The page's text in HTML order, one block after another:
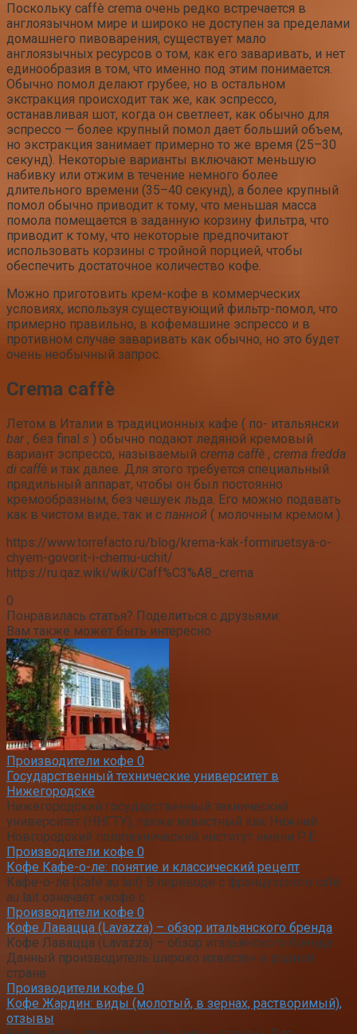
Поскольку caffè crema очень редко встречается в
англоязычном мире и широко не доступен за пределами
домашнего пивоварения, существует мало
англоязычных ресурсов о том, как его заваривать, и нет
единообразия в том, что именно под этим понимается.
Обычно помол делают грубее, но в остальном
экстракция происходит так же, как эспрессо,
останавливая шот, когда он светлеет, как обычно для
эспрессо — более крупный помол дает больший объем,
но экстракция занимает примерно то же время (25–30
секунд). Некоторые варианты включают меньшую
набивку или отжим в течение немного более
длительного времени (35–40 секунд), а более крупный
помол обычно приводит к тому, что меньшая масса
помола помещается в заданную корзину фильтра, что
приводит к тому, что некоторые предпочитают
использовать корзины с тройной порцией, чтобы
обеспечить достаточное количество кофе.
Можно приготовить крем-кофе в коммерческих
условиях, используя существующий фильтр-помол, что
примерно правильно, в кофемашине эспрессо и в
противном случае заваривать как обычно, но это будет
очень необычный запрос.
Crema caffè
Летом в Италии в традиционных кафе ( по- итальянски
bar, без final s ) обычно подают ледяной кремовый
вариант эспрессо, называемый crema caffè , crema fredda
di caffè и так далее. Для этого требуется специальный
прядильный аппарат, чтобы он был постоянно
кремообразным, без чешуек льда. Его можно подавать
как в чистом виде, так и с панной ( молочным кремом ).
https://www.torrefacto.ru/blog/krema-kak-formiruetsya-o-
chyem-govorit-i-chemu-uchit/
https://ru.qaz.wiki/wiki/Caff%C3%A8_crema
0
Понравилась статья? Поделиться с друзьями:
Вам также может быть интересно
Производители кофе 0
Государственный технические университет в
Нижегородске
Нижегородский государственный технический
университет (ННГТУ), также известный как Нижний
Новгородский политехнический институт имени Р.Е.
Производители кофе 0
Кофе Кафе-о-ле: понятие и классический рецепт
Кафе-о-ле (Café au lait) В переводе с французского café
au lait означает «кофе с
Производители кофе 0
Кофе Лавацца (Lavazza) – обзор итальянского бренда
Кофе Лавацца (Lavazza) – обзор итальянского бренда
Данный производитель широко известен в родной
стране
Производители кофе 0
Кофе Жардин: виды (молотый, в зернах, растворимый),
отзывы